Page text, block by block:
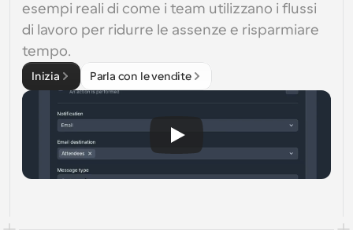
esempi reali di come i team utilizzano i flussi
di lavoro per ridurre le assenze e risparmiare
tempo.
Inizia Parla con le vendite